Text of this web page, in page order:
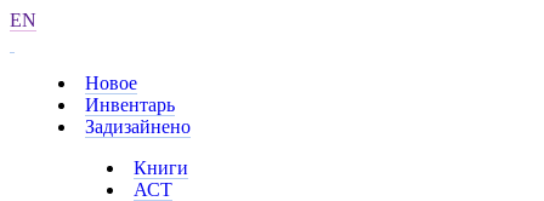
EN
Новое
Инвентарь
Задизайнено
Книги
АСТ